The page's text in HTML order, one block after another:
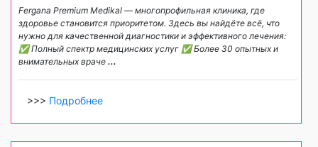
Fergana Premium Medikal — многопрофильная клиника, где
здоровье становится приоритетом. Здесь вы найдёте всё, что
нужно для качественной диагностики и эффективного лечения:
✅ Полный спектр медицинских услуг ✅ Более 30 опытных и
внимательных враче ...
>>> Подробнее